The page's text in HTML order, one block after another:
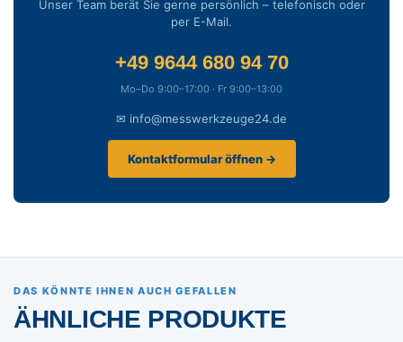
Unser Team berät Sie gerne persönlich – telefonisch oder
per E-Mail.
+49 9644 680 94 70
Mo–Do 9:00–17:00 · Fr 9:00–13:00
✉ info@messwerkzeuge24.de
Kontaktformular öffnen →
DAS KÖNNTE IHNEN AUCH GEFALLEN
ÄHNLICHE PRODUKTE